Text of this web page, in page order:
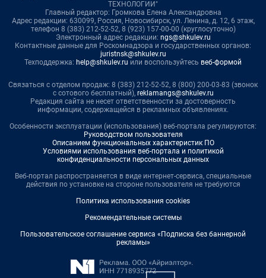
ТЕХНОЛОГИИ"
Главный редактор: Громкова Елена Александровна
Адрес редакции: 630099, Россия, Новосибирск, ул. Ленина, д. 12, 6 этаж,
телефон 8 (383) 212-52-52, 8 (923) 157-00-00 (круглосуточно)
Электронный адрес редакции: ngs@shkulev.ru
Контактные данные для Роскомнадзора и государственных органов:
juristnsk@shkulev.ru
Техподдержка: help@shkulev.ru или воспользуйтесь веб-формой
Связаться с отделом продаж: 8 (383) 212-52-52, 8 (800) 200-03-83 (звонок
с сотового бесплатный), reklamangs@shkulev.ru
Редакция сайта не несет ответственности за достоверность
информации, содержащейся в рекламных объявлениях.
Особенности эксплуатации (использования) веб-портала регулируются:
Руководством пользователя
Описанием функциональных характеристик ПО
Условиями использования веб-портала и политикой
конфиденциальности персональных данных
Веб-портал распространяется в виде интернет-сервиса, специальные
действия по установке на стороне пользователя не требуются
Политика использования cookies
Рекомендательные системы
Пользовательское соглашение сервиса «Подписка без баннерной
рекламы»